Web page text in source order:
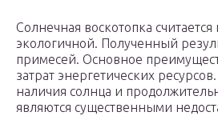
Солнечная воскотопка
экологичной. Полученный
примесей. Основное
затрат энергетических
наличия солнца и
являются существенными